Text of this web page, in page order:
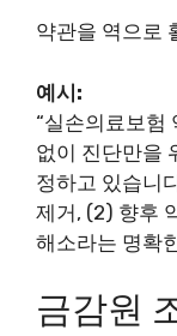
약관을 역으로
예시:
“실손의료보험
없이 진단만을
정하고 있습니
제거, (2) 향후
해소라는 명확
금감원